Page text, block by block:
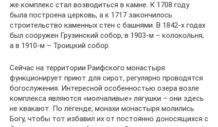
же комплекс стал возводиться в камне. К 1708 году
была построена церковь, а к 1717 закончилось
строительство каменных стен с башнями. В 1842-х годах
был сооружен Грузинский собор, в 1903-м – колокольня,
а в 1910-м – Троицкий собор.
Сейчас на территории Раифского монастыря
функционирует приют для сирот, регулярно проводятся
богослужения. Интересной особенностью озера возле
комплекса являются «молчаливые» лягушки – они здесь
не квакают. По легенде, монахи монастыря молились
Богу, чтобы тот избавил их от постоянно доносящихся с